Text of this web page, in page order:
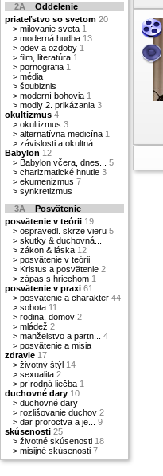
2A Oddelenie
priateľstvo so svetom 20
> milovanie sveta 1
> moderná hudba 13
> odev a ozdoby 1
> film, literatúra 1
> pornografia 1
> média
> šoubiznis
> moderní bohovia 1
> modly 2. prikázania 3
okultizmus 4
> okultizmus 3
> alternatívna medicína 1
> závislosti a okultná...
Babylon 12
> Babylon včera, dnes...
5
> charizmatické hnutie 3
> ekumenizmus 7
> synkretizmus
3A Posvätenie
posvätenie v teórii 19
> ospravedl. skrze vieru 5
> skutky & duchovná...
> zákon & láska 12
> posvätenie v teórii
> Kristus a posvätenie 2
> zápas s hriechom 1
posvätenie v praxi 61
> posvätenie a charakter 44
> sobota 11
> rodina, domov 2
> mládež 2
> manželstvo a partn...
4
> posvätenie a misia
zdravie 17
> životný štýl 14
> sexualita 2
> prírodná liečba 1
duchovné dary 10
> duchovné dary
> rozlišovanie duchov 2
> dar proroctva a je...
9
skúsenosti 25
> životné skúsenosti 18
> misijné skúsenosti 7